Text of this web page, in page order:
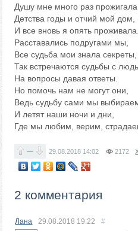
Душу мне много раз прожигала,
Детства годы и отчий мой дом,
И все вновь я опять проживала.
Расставались подругами мы,
Все судьба мои знала секреты,
Так встречаются судьбы с
На вопросы давая ответы.
Но помочь нам не могут они,
Ведь судьбу сами мы
И летят наши ночи и дни,
Где мы любим, верим,
— 29.08.2018 14:02 2172
2 комментария
Лана 29.08.2018 19:22 #